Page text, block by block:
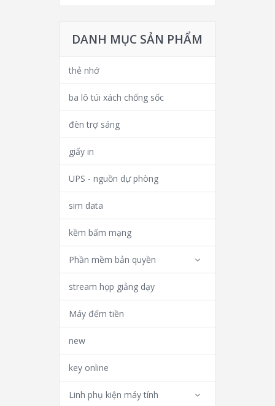
DANH MỤC SẢN PHẨM
thẻ nhớ
ba lô túi xách chống sốc
đèn trợ sáng
giấy in
UPS - nguồn dự phòng
sim data
kềm bấm mạng
Phần mềm bản quyền
stream họp giảng dạy
Máy đếm tiền
new
key online
Linh phụ kiện máy tính